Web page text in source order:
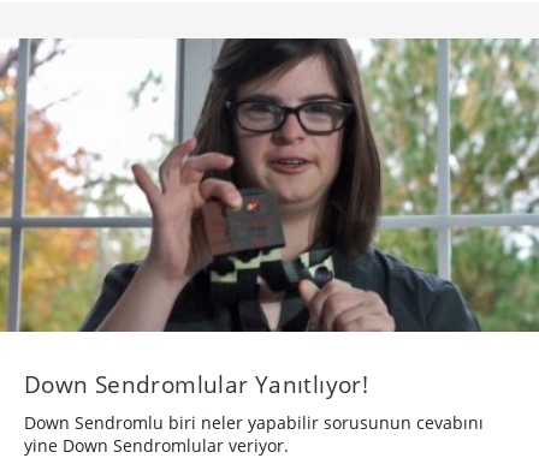
​Down Sendromlular Yanıtlıyor!
Down Sendromlu biri neler yapabilir sorusunun cevabını
yine Down Sendromlular veriyor.